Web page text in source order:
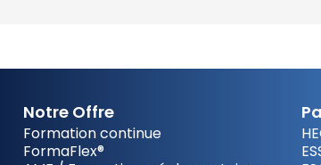
Notre Offre
Formation continue
FormaFlex®